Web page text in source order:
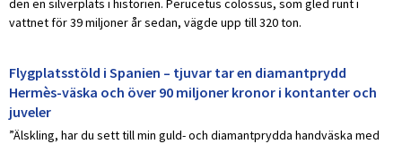
den en silverplats i historien. Perucetus colossus, som gled runt i
vattnet för 39 miljoner år sedan, vägde upp till 320 ton.
Flygplatsstöld i Spanien – tjuvar tar en diamantprydd
Hermès-väska och över 90 miljoner kronor i kontanter och
juveler
”Älskling, har du sett till min guld- och diamantprydda handväska med